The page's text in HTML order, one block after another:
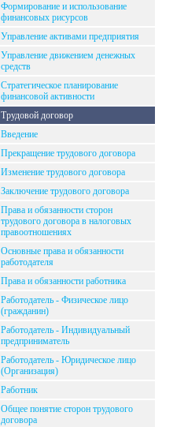
Формирование и использование
финансовых рисурсов
Управление активами предприятия
Управление движением денежных
средств
Стратегическое планирование
финансовой активности
Трудовой договор
Введение
Прекращение трудового договора
Изменение трудового договора
Заключение трудового договора
Права и обязанности сторон
трудового договора в налоговых
правоотношениях
Основные права и обязанности
работодателя
Права и обязанности работника
Работодатель - Физическое лицо
(гражданин)
Работодатель - Индивидуальный
предприниматель
Работодатель - Юридическое лицо
(Организация)
Работник
Общее понятие сторон трудового
договора